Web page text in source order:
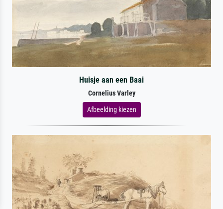
Huisje aan een Baai
Cornelius Varley
Afbeelding kiezen